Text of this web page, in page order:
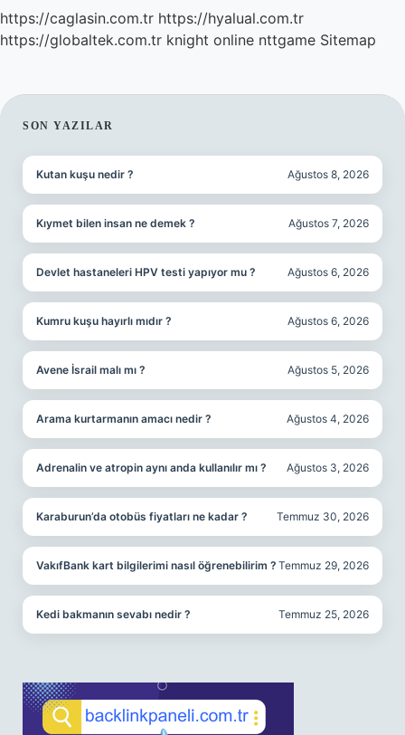
https://caglasin.com.tr https://hyalual.com.tr
https://globaltek.com.tr knight online nttgame Sitemap
SIDEBAR
SON YAZILAR
Kutan kuşu nedir ? Ağustos 8, 2026
Kıymet bilen insan ne demek ? Ağustos 7, 2026
Devlet hastaneleri HPV testi yapıyor mu ? Ağustos 6, 2026
Kumru kuşu hayırlı mıdır ? Ağustos 6, 2026
Avene İsrail malı mı ? Ağustos 5, 2026
Arama kurtarmanın amacı nedir ? Ağustos 4, 2026
Adrenalin ve atropin aynı anda kullanılır mı ? Ağustos 3, 2026
Karaburun’da otobüs fiyatları ne kadar ? Temmuz 30, 2026
VakıfBank kart bilgilerimi nasıl öğrenebilirim ? Temmuz 29, 2026
Kedi bakmanın sevabı nedir ? Temmuz 25, 2026